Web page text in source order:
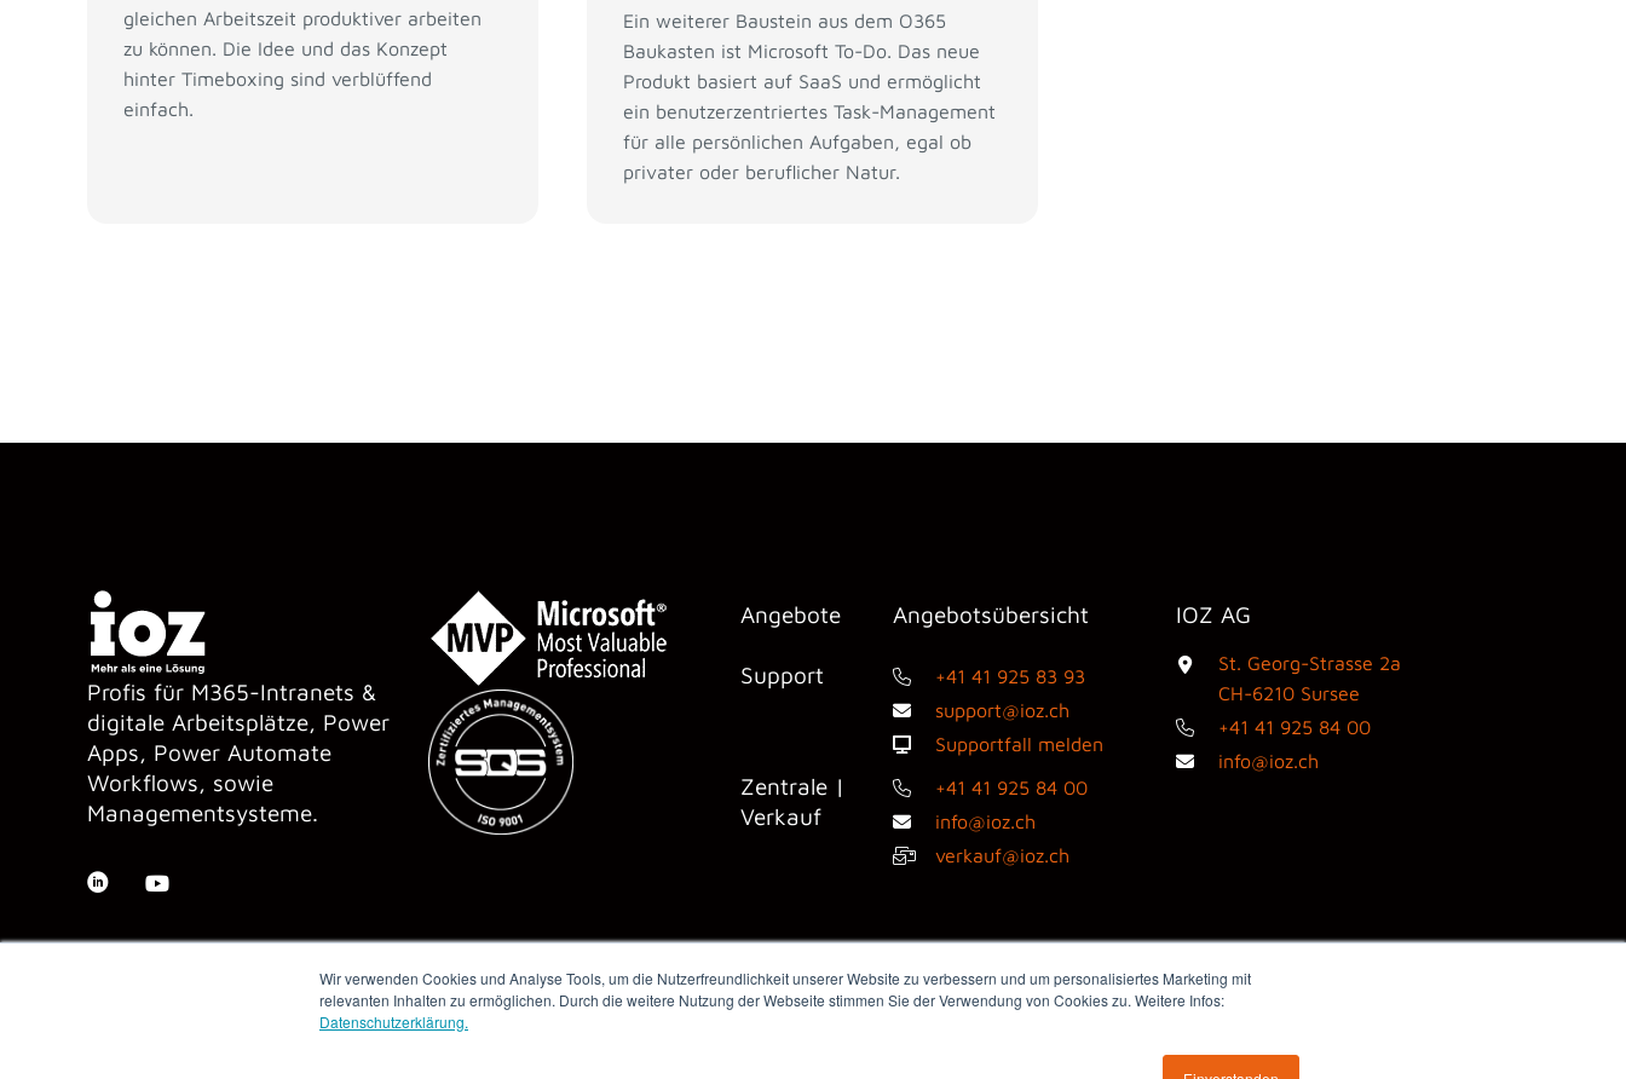
Wir verwenden Cookies und Analyse Tools, um die Nutzerfreundlichkeit unserer Website zu verbessern und um personalisiertes Marketing mit
relevanten Inhalten zu ermöglichen. Durch die weitere Nutzung der Webseite stimmen Sie der Verwendung von Cookies zu. Weitere Infos:
Datenschutzerklärung.
gleichen Arbeitszeit produktiver arbeiten
zu können. Die Idee und das Konzept
hinter Timeboxing sind verblüffend
einfach.
Ein weiterer Baustein aus dem O365
Baukasten ist Microsoft To-Do. Das neue
Produkt basiert auf SaaS und ermöglicht
ein benutzerzentriertes Task-Management
für alle persönlichen Aufgaben, egal ob
privater oder beruflicher Natur.
Profis für M365-Intranets &
digitale Arbeitsplätze, Power
Apps, Power Automate
Workflows, sowie
Managementsysteme.
Angebote Angebotsübersicht
Support
+41 41 925 83 93
support@ioz.ch
Supportfall melden
Zentrale |
Verkauf
+41 41 925 84 00
info@ioz.ch
verkauf@ioz.ch
IOZ AG
St. Georg-Strasse 2a
CH-6210 Sursee
+41 41 925 84 00
info@ioz.ch
Impressum·Datenschutz·